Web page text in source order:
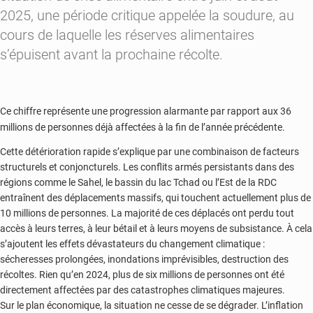
2025, une période critique appelée la soudure, au
cours de laquelle les réserves alimentaires
s’épuisent avant la prochaine récolte.
Ce chiffre représente une progression alarmante par rapport aux 36
millions de personnes déjà affectées à la fin de l’année précédente.
Cette détérioration rapide s’explique par une combinaison de facteurs
structurels et conjoncturels. Les conflits armés persistants dans des
régions comme le Sahel, le bassin du lac Tchad ou l’Est de la RDC
entraînent des déplacements massifs, qui touchent actuellement plus de
10 millions de personnes. La majorité de ces déplacés ont perdu tout
accès à leurs terres, à leur bétail et à leurs moyens de subsistance. À cela
s’ajoutent les effets dévastateurs du changement climatique :
sécheresses prolongées, inondations imprévisibles, destruction des
récoltes. Rien qu’en 2024, plus de six millions de personnes ont été
directement affectées par des catastrophes climatiques majeures.
Sur le plan économique, la situation ne cesse de se dégrader. L’inflation